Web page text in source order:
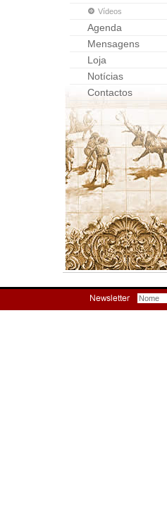
Vídeos
Agenda
Mensagens
Loja
Notícias
Contactos